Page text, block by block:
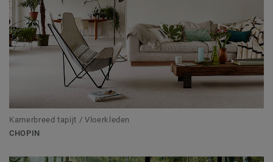
Kamerbreed tapijt / Vloerkleden
CHOPIN